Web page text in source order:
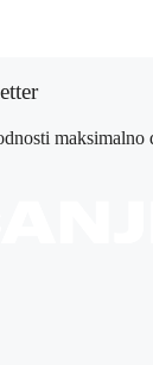
maksimalno